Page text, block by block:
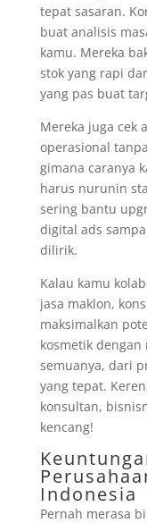
tepat sasaran.
buat analisis
kamu. Mereka
stok yang rapi
yang pas buat
Mereka juga cek
operasional
gimana caranya
harus nurunin
sering bantu
digital ads
dilirik.
Kalau kamu
jasa maklon,
maksimalkan
kosmetik
semuanya, dari
yang tepat.
konsultan,
kencang!
Indonesia
Pernah merasa